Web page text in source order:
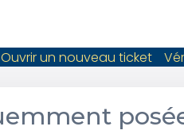
Ouvrir un nouveau ticket